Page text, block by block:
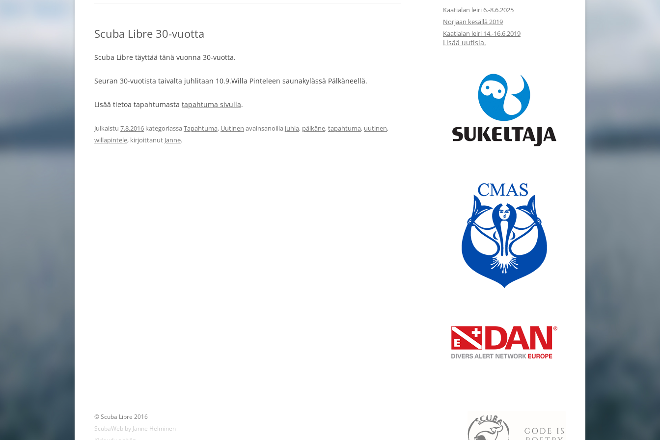
Scuba Libre 30-vuotta
Scuba Libre täyttää tänä vuonna 30-vuotta.
Seuran 30-vuotista taivalta juhlitaan 10.9.Willa Pinteleen saunakylässä Pälkäneellä.
Lisää tietoa tapahtumasta tapahtuma sivulla.
Julkaistu 7.8.2016 kategoriassa Tapahtuma, Uutinen avainsanoilla juhla, pälkäne,tapahtuma, uutinen,
willapintele, kirjoittanut Janne.
Kaatialan leiri 6.-8.6.2025
Norjaan kesällä 2019
Kaatialan leiri 14.-16.6.2019
Lisää uutisia.
© Scuba Libre 2016
ScubaWeb by Janne Helminen